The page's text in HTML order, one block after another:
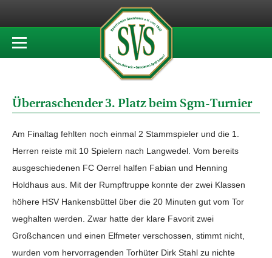
Überraschender 3. Platz beim Sgm-Turnier
Am Finaltag fehlten noch einmal 2 Stammspieler und die 1.
Herren reiste mit 10 Spielern nach Langwedel. Vom bereits
ausgeschiedenen FC Oerrel halfen Fabian und Henning
Holdhaus aus. Mit der Rumpftruppe konnte der zwei Klassen
höhere HSV Hankensbüttel über die 20 Minuten gut vom Tor
weghalten werden. Zwar hatte der klare Favorit zwei
Großchancen und einen Elfmeter verschossen, stimmt nicht,
wurden vom hervorragenden Torhüter Dirk Stahl zu nichte